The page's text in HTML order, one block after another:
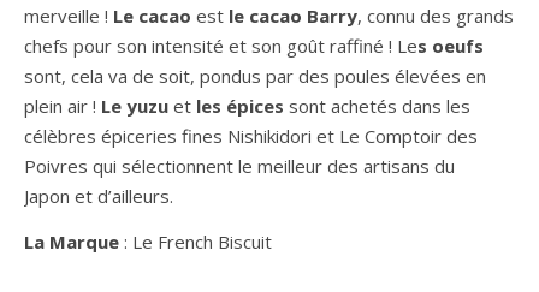
merveille ! Le cacao est le cacao Barry, connu des grands
chefs pour son intensité et son goût raffiné ! Les oeufs
sont, cela va de soit, pondus par des poules élevées en
plein air ! Le yuzu et les épices sont achetés dans les
célèbres épiceries fines Nishikidori et Le Comptoir des
Poivres qui sélectionnent le meilleur des artisans du
Japon et d’ailleurs.
La Marque : Le French Biscuit